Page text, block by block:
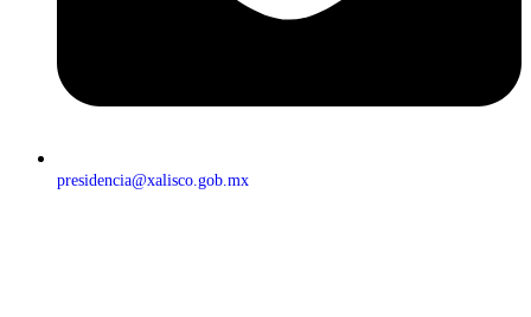
presidencia@xalisco.gob.mx